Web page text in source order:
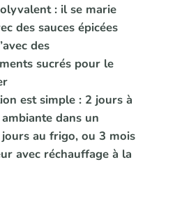
: il se marie
des sauces épicées
des
sucrés pour le
est simple : 2 jours à
dans un
au frigo, ou 3 mois
avec réchauffage à la